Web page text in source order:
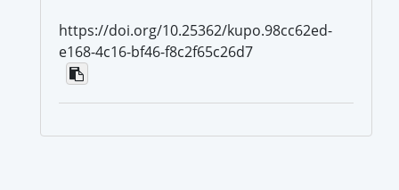
https://doi.org/10.25362/kupo.98cc62ed-
e168-4c16-bf46-f8c2f65c26d7